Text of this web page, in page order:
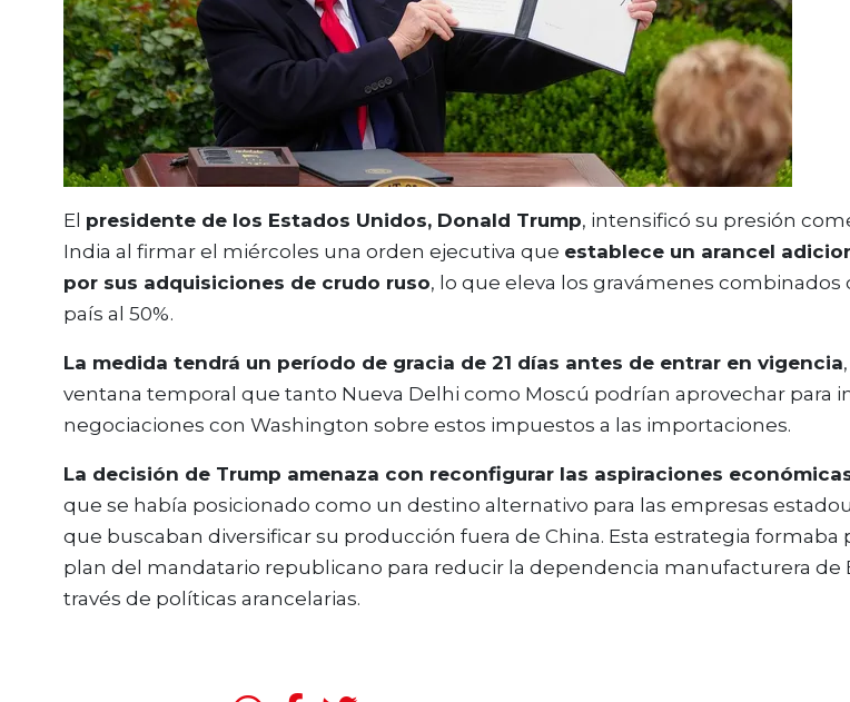
El presidente de los Estados Unidos, Donald Trump, intensificó su presión
India al firmar el miércoles una orden ejecutiva que establece un arancel
por sus adquisiciones de crudo ruso, lo que eleva los gravámenes combinados
país al 50%.
La medida tendrá un período de gracia de 21 días antes de entrar en vigencia
ventana temporal que tanto Nueva Delhi como Moscú podrían aprovechar para
negociaciones con Washington sobre estos impuestos a las importaciones.
La decisión de Trump amenaza con reconfigurar las aspiraciones
que se había posicionado como un destino alternativo para las empresas
que buscaban diversificar su producción fuera de China. Esta estrategia formaba
plan del mandatario republicano para reducir la dependencia manufacturera de
través de políticas arancelarias.